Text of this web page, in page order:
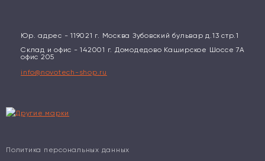
Юр. адрес - 119021 г. Москва Зубовский бульвар д.13 стр.1
Склад и офис - 142001 г. Домодедово Каширское Шоссе 7А
офис 205
info@novotech-shop.ru
Политика персональных данных